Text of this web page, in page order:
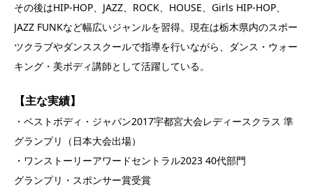
その後はHIP-HOP、JAZZ、ROCK、HOUSE、Girls HIP-HOP、
JAZZ FUNKなど幅広いジャンルを習得。現在は栃木県内のスポー
ツクラブやダンススクールで指導を行いながら、ダンス・ウォー
キング・美ボディ講師として活躍している。
【主な実績】
・ベストボディ・ジャパン2017宇都宮大会レディースクラス 準
グランプリ（日本大会出場）
・ワンストーリーアワードセントラル2023 40代部門
グランプリ・スポンサー賞受賞